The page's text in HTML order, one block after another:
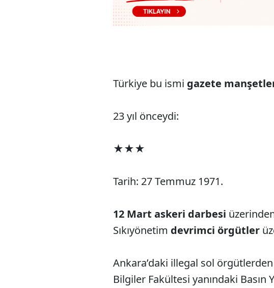
Türkiye bu ismi gazete
23 yıl önceydi:
★★★
Tarih: 27 Temmuz 1971.
12 Mart askeri darbesi
Sıkıyönetim devrimci örgütler
Ankara’daki illegal sol
Bilgiler Fakültesi yanındaki Basın